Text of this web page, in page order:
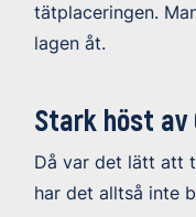
tätplaceringen.
lagen åt.
Stark höst av
Då var det lätt att
har det alltså inte